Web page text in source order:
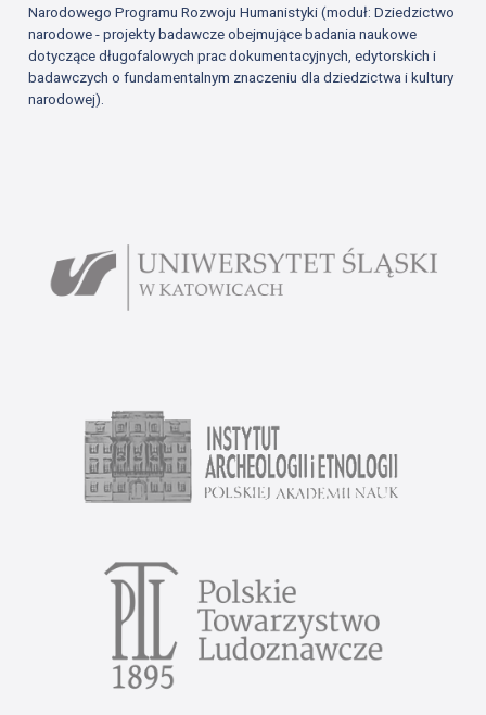
Narodowego Programu Rozwoju Humanistyki (moduł: Dziedzictwo
narodowe - projekty badawcze obejmujące badania naukowe
dotyczące długofalowych prac dokumentacyjnych, edytorskich i
badawczych o fundamentalnym znaczeniu dla dziedzictwa i kultury
narodowej).